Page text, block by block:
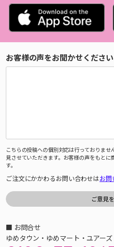
お客様の声をお聞かせください
こちらの投稿への個別対応は行っておりま
見させていただきます。お客様の声をもとに
す。
ご注文にかかわるお問い合わせはお問
■ お問合せ
ゆめタウン・ゆめマート・ユアーズ